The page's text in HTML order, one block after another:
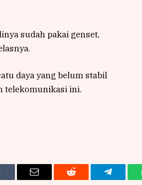
sudah pakai genset,
daya yang belum stabil
telekomunikasi ini.
Email Reddit Telegram